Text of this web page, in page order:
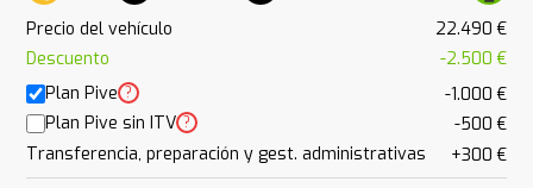
Precio del vehículo
22.490 €
Descuento
-2.500 €
Plan Pive ?
-1.000 €
Plan Pive sin ITV ?
-500 €
Transferencia, preparación y gest. administrativas
+300 €